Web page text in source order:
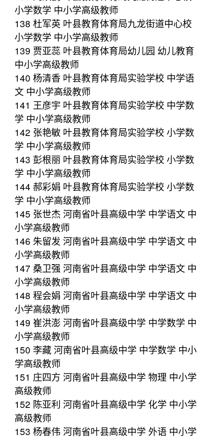
小学数学 中小学高级教师
138 杜军英 叶县教育体育局九龙街道中心校
小学数学 中小学高级教师
139 贾亚蕊 叶县教育体育局幼儿园 幼儿教育
中小学高级教师
140 杨清香 叶县教育体育局实验学校 中学语
文 中小学高级教师
141 王彦宇 叶县教育体育局实验学校 中学数
学 中小学高级教师
142 张艳敏 叶县教育体育局实验学校 小学数
学 中小学高级教师
143 彭根丽 叶县教育体育局实验学校 小学数
学 中小学高级教师
144 郝彩娟 叶县教育体育局实验学校 小学数
学 中小学高级教师
145 张世杰 河南省叶县高级中学 中学语文 中
小学高级教师
146 朱留发 河南省叶县高级中学 中学语文 中
小学高级教师
147 桑卫强 河南省叶县高级中学 中学语文 中
小学高级教师
148 程会娟 河南省叶县高级中学 中学语文 中
小学高级教师
149 崔洪澎 河南省叶县高级中学 中学数学 中
小学高级教师
150 李藏 河南省叶县高级中学 中学数学 中小
学高级教师
151 庄四方 河南省叶县高级中学 物理 中小学
高级教师
152 陈亚利 河南省叶县高级中学 化学 中小学
高级教师
153 杨春伟 河南省叶县高级中学 外语 中小学